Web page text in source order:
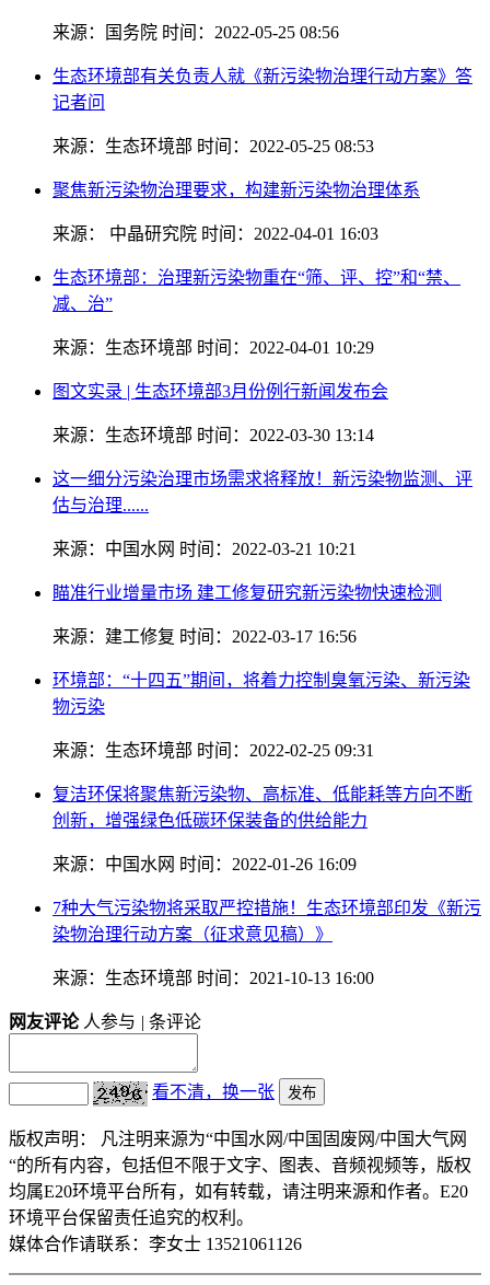
来源：国务院 时间：2022-05-25 08:56
生态环境部有关负责人就《新污染物治理行动方案》答
记者问
来源：生态环境部 时间：2022-05-25 08:53
聚焦新污染物治理要求，构建新污染物治理体系
来源： 中晶研究院 时间：2022-04-01 16:03
生态环境部：治理新污染物重在“筛、评、控”和“禁、
减、治”
来源：生态环境部 时间：2022-04-01 10:29
图文实录 | 生态环境部3月份例行新闻发布会
来源：生态环境部 时间：2022-03-30 13:14
这一细分污染治理市场需求将释放！新污染物监测、评
估与治理......
来源：中国水网 时间：2022-03-21 10:21
瞄准行业增量市场 建工修复研究新污染物快速检测
来源：建工修复 时间：2022-03-17 16:56
环境部：“十四五”期间，将着力控制臭氧污染、新污染
物污染
来源：生态环境部 时间：2022-02-25 09:31
复洁环保将聚焦新污染物、高标准、低能耗等方向不断
创新，增强绿色低碳环保装备的供给能力
来源：中国水网 时间：2022-01-26 16:09
7种大气污染物将采取严控措施！生态环境部印发《新污
染物治理行动方案（征求意见稿）》
来源：生态环境部 时间：2021-10-13 16:00
网友评论 人参与 | 条评论
看不清，换一张
版权声明：
凡注明来源为“中国水网/中国固废网/中国大气网
“的所有内容，包括但不限于文字、图表、音频视频等，版权
均属E20环境平台所有，如有转载，请注明来源和作者。E20
环境平台保留责任追究的权利。
媒体合作请联系：李女士 13521061126